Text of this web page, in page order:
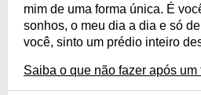
mim de uma forma única. É
sonhos, o meu dia a dia e só
você, sinto um prédio inteiro
Saiba o que não fazer após